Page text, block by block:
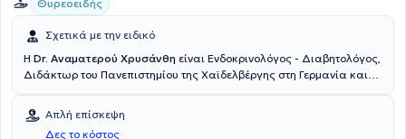
Θυρεοειδής
Σχετικά με την ειδικό
Η Dr. Αναματερού Χρυσάνθη είναι Ενδοκρινολόγος - Διαβητολόγος,
Διδάκτωρ του Πανεπιστημίου της Χαϊδελβέργης στη Γερμανία και
από την Ιατρική Σχολή του Εθνικού και Καποδιστριακού
Πανεπιστημίου Αθηνών και ολοκλήρωσε την ειδικότητά της στην
Απλή επίσκεψη
Δες το κόστος